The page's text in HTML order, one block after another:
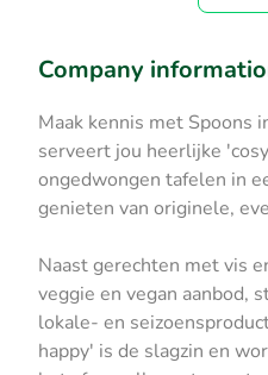
Company
Maak kennis met Spoons
serveert jou heerlijke
ongedwongen tafelen in
genieten van originele,
Naast gerechten met vis
veggie en vegan aanbod,
lokale- en
happy' is de slagzin en